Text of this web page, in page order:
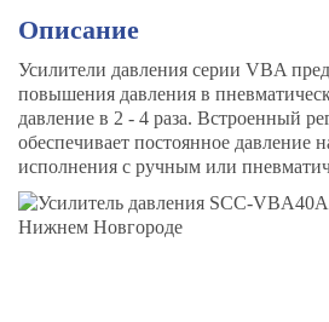
Описание
Усилители давления серии VBA
повышения давления в
давление в 2 - 4 раза. Встроенный
обеспечивает постоянное
исполнения с ручным или